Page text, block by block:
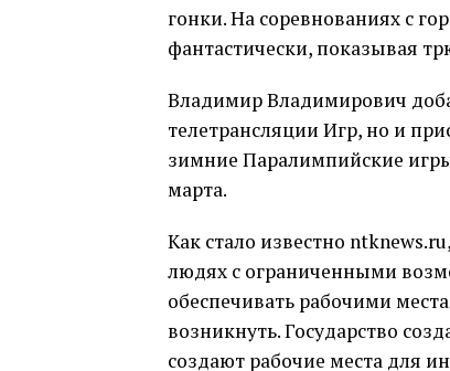
гонки. На соревнованиях с
фантастически, показывая
Владимир Владимирович
телетрансляции Игр, но и
зимние Паралимпийские
марта.
Как стало известно
людях с ограниченными
обеспечивать рабочими
возникнуть. Государство
создают рабочие места для